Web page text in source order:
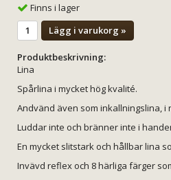
Finns i lager
Lägg i varukorg »
Produktbeskrivning:
Lina
Spårlina i mycket hög kvalité.
Andvänd även som inkallningslina,
Luddar inte och bränner inte i
En mycket slitstark och hållbar lina
Invävd reflex och 8 härliga färger